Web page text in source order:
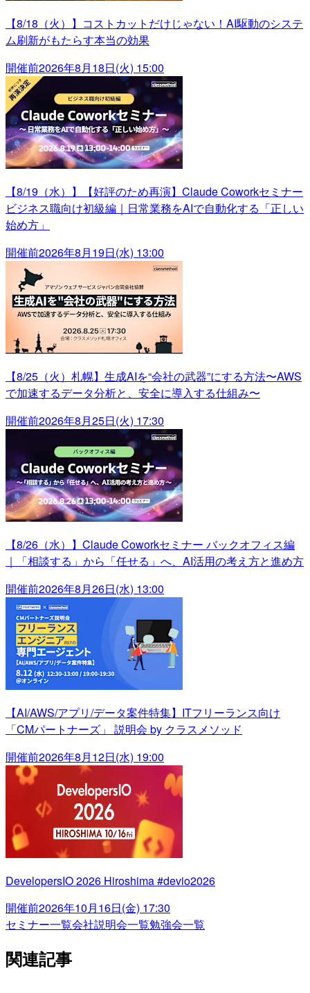
【8/18（火）】コストカットだけじゃない！AI駆動のシステ
ム刷新がもたらす本当の効果
開催前2026年8月18日(火) 15:00
【8/19（水）】【好評のため再演】Claude Coworkセミナー
ビジネス職向け初級編｜日常業務をAIで自動化する「正しい
始め方」
開催前2026年8月19日(水) 13:00
【8/25（火）札幌】生成AIを“会社の武器”にする方法〜AWS
で加速するデータ分析と、安全に導入する仕組み〜
開催前2026年8月25日(火) 17:30
【8/26（水）】Claude Coworkセミナー バックオフィス編
｜「相談する」から「任せる」へ、AI活用の考え方と進め方
開催前2026年8月26日(水) 13:00
【AI/AWS/アプリ/データ案件特集】ITフリーランス向け
「CMパートナーズ」 説明会 by クラスメソッド
開催前2026年8月12日(水) 19:00
DevelopersIO 2026 Hiroshima #devio2026
開催前2026年10月16日(金) 17:30
セミナー一覧会社説明会一覧勉強会一覧
関連記事